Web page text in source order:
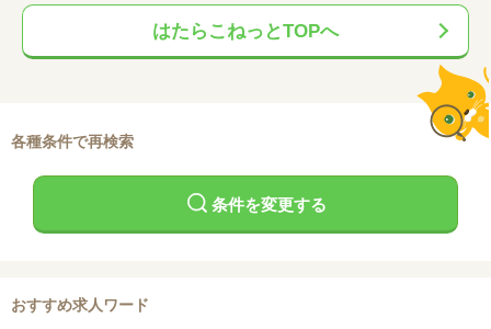
はたらこねっとTOPへ
各種条件で再検索
条件を変更する
おすすめ求人ワード